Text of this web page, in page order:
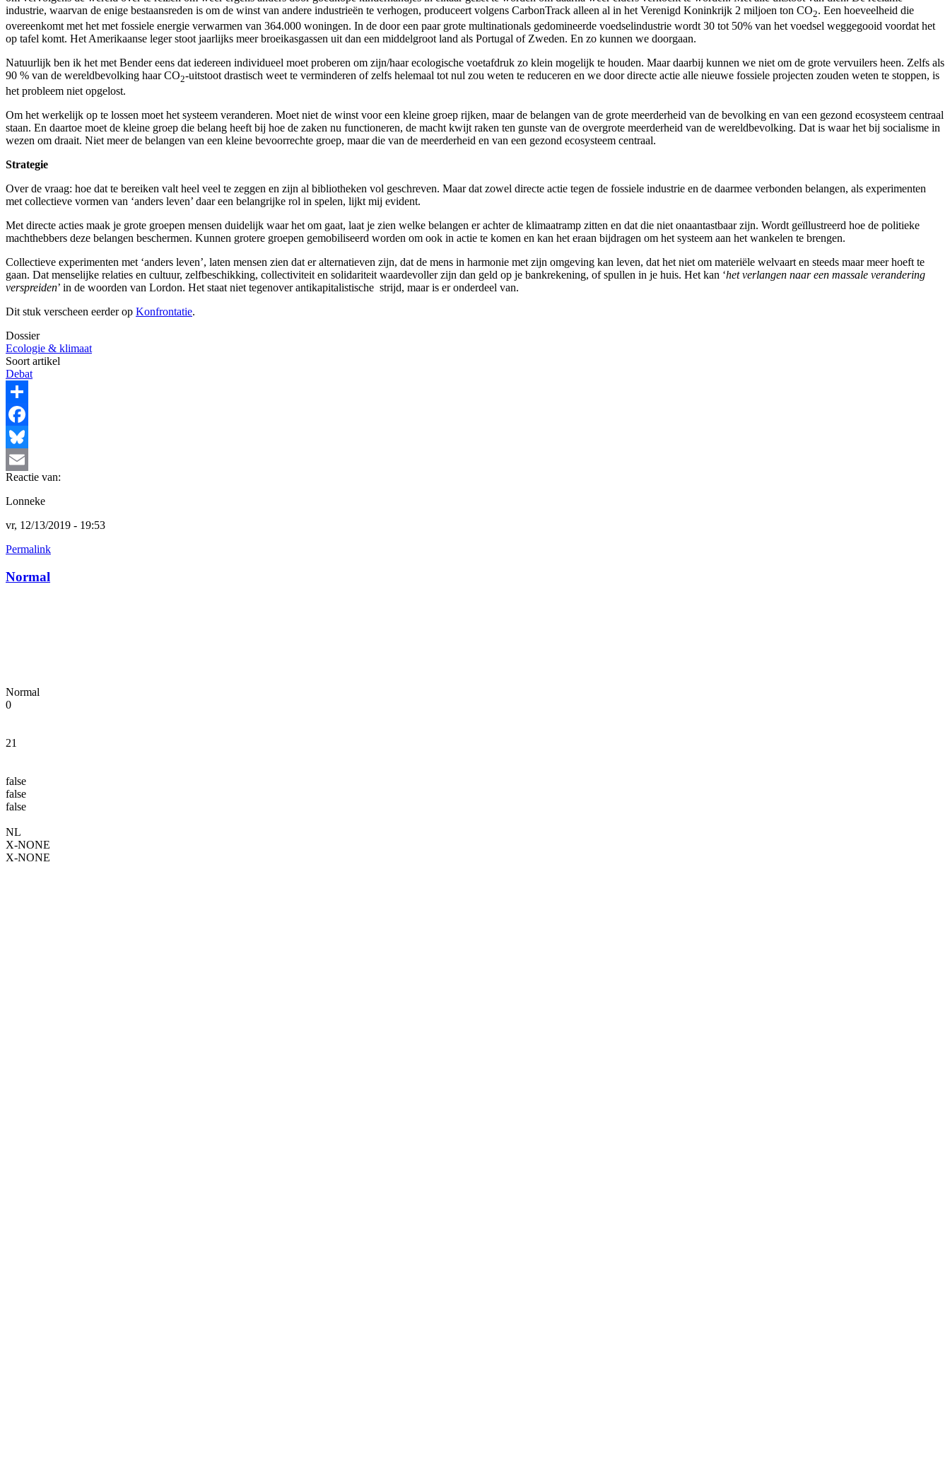
industrie, waarvan de enige bestaansreden is om de winst van andere industrieën te verhogen, produceert volgens CarbonTrack alleen al in het Verenigd Koninkrijk 2 miljoen ton CO2. Een hoeveelheid die
overeenkomt met het met fossiele energie verwarmen van 364.000 woningen. In de door een paar grote multinationals gedomineerde voedselindustrie wordt 30 tot 50% van het voedsel weggegooid voordat het
op tafel komt. Het Amerikaanse leger stoot jaarlijks meer broeikasgassen uit dan een middelgroot land als Portugal of Zweden. En zo kunnen we doorgaan.
Natuurlijk ben ik het met Bender eens dat iedereen individueel moet proberen om zijn/haar ecologische voetafdruk zo klein mogelijk te houden. Maar daarbij kunnen we niet om de grote vervuilers heen. Zelfs als
90 % van de wereldbevolking haar CO2-uitstoot drastisch weet te verminderen of zelfs helemaal tot nul zou weten te reduceren en we door directe actie alle nieuwe fossiele projecten zouden weten te stoppen, is
het probleem niet opgelost.
Om het werkelijk op te lossen moet het systeem veranderen. Moet niet de winst voor een kleine groep rijken, maar de belangen van de grote meerderheid van de bevolking en van een gezond ecosysteem centraal
staan. En daartoe moet de kleine groep die belang heeft bij hoe de zaken nu functioneren, de macht kwijt raken ten gunste van de overgrote meerderheid van de wereldbevolking. Dat is waar het bij socialisme in
wezen om draait. Niet meer de belangen van een kleine bevoorrechte groep, maar die van de meerderheid en van een gezond ecosysteem centraal.
Strategie
Over de vraag: hoe dat te bereiken valt heel veel te zeggen en zijn al bibliotheken vol geschreven. Maar dat zowel directe actie tegen de fossiele industrie en de daarmee verbonden belangen, als experimenten
met collectieve vormen van ‘anders leven’ daar een belangrijke rol in spelen, lijkt mij evident.
Met directe acties maak je grote groepen mensen duidelijk waar het om gaat, laat je zien welke belangen er achter de klimaatramp zitten en dat die niet onaantastbaar zijn. Wordt geïllustreerd hoe de politieke
machthebbers deze belangen beschermen. Kunnen grotere groepen gemobiliseerd worden om ook in actie te komen en kan het eraan bijdragen om het systeem aan het wankelen te brengen.
Collectieve experimenten met ‘anders leven’, laten mensen zien dat er alternatieven zijn, dat de mens in harmonie met zijn omgeving kan leven, dat het niet om materiële welvaart en steeds maar meer hoeft te
gaan. Dat menselijke relaties en cultuur, zelfbeschikking, collectiviteit en solidariteit waardevoller zijn dan geld op je bankrekening, of spullen in je huis. Het kan ‘het verlangen naar een massale verandering
verspreiden’ in de woorden van Lordon. Het staat niet tegenover antikapitalistische strijd, maar is er onderdeel van.
Dit stuk verscheen eerder op Konfrontatie.
Dossier
Ecologie & klimaat
Soort artikel
Debat
Share
Facebook
Bluesky
Email
Reactie van:
Lonneke
vr, 12/13/2019 - 19:53
Permalink
Normal
Normal
0
21
false
false
false
NL
X-NONE
X-NONE